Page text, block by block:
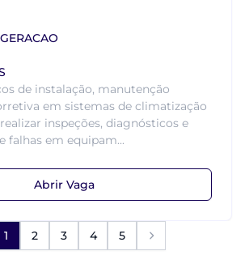
de instalação, manutenção
em sistemas de climatização
inspeções, diagnósticos e
falhas em equipam...
Abrir Vaga
1 2 3 4 5